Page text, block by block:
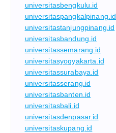
universitasbengkulu.id
universitaspangkalpinang.id
universitastanjungpinang.id
universitasbandung.id
universitassemarang.id
universitasyogyakarta.id
universitassurabaya.id
universitasserang.id
universitasbanten.id
universitasbali.id
universitasdenpasar.id
universitaskupang.id